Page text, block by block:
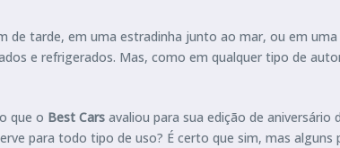
tarde, em uma estradinha junto ao mar, ou em
e refrigerados. Mas, como em qualquer tipo de
que o Best Cars avaliou para sua edição de aniversário
para todo tipo de uso? É certo que sim, mas alguns